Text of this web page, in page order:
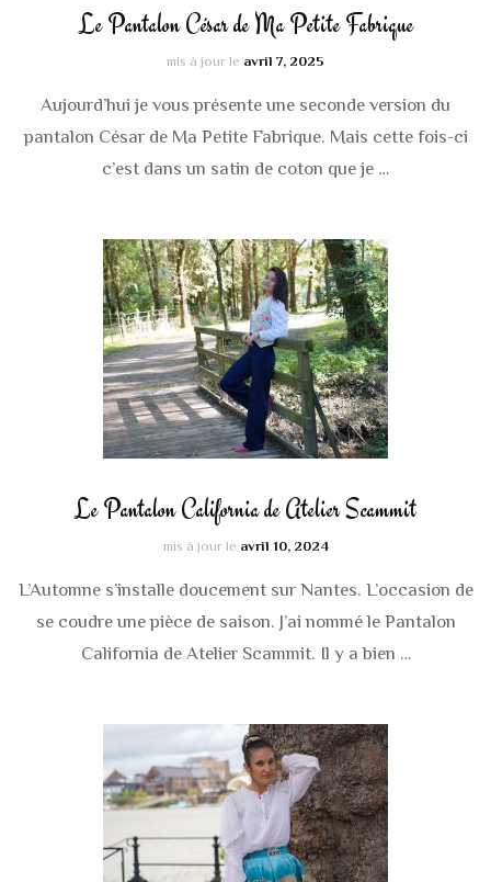
Le Pantalon César de Ma Petite Fabrique
mis à jour le avril 7, 2025
Aujourd’hui je vous présente une seconde version du
pantalon César de Ma Petite Fabrique. Mais cette fois-ci
c’est dans un satin de coton que je …
Le Pantalon California de Atelier Scammit
mis à jour le avril 10, 2024
L’Automne s’installe doucement sur Nantes. L’occasion de
se coudre une pièce de saison. J’ai nommé le Pantalon
California de Atelier Scammit. Il y a bien …